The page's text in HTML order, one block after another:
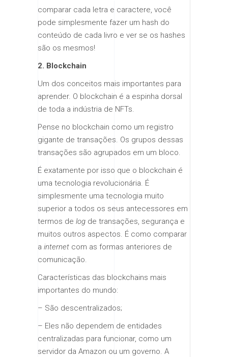
comparar cada letra e caractere, você
pode simplesmente fazer um hash do
conteúdo de cada livro e ver se os hashes
são os mesmos!
2. Blockchain
Um dos conceitos mais importantes para
aprender. O blockchain é a espinha dorsal
de toda a indústria de NFTs.
Pense no blockchain como um registro
gigante de transações. Os grupos dessas
transações são agrupados em um bloco.
É exatamente por isso que o blockchain é
uma tecnologia revolucionária. É
simplesmente uma tecnologia muito
superior a todos os seus antecessores em
termos de log de transações, segurança e
muitos outros aspectos. É como comparar
a internet com as formas anteriores de
comunicação.
Características das blockchains mais
importantes do mundo:
– São descentralizados;
– Eles não dependem de entidades
centralizadas para funcionar, como um
servidor da Amazon ou um governo. A